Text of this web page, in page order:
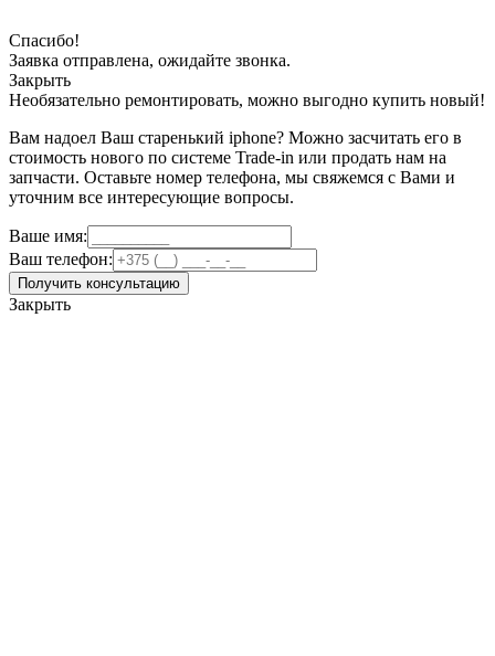
Спасибо!
Заявка отправлена, ожидайте звонка.
Закрыть
Необязательно ремонтировать, можно выгодно купить новый!
Вам надоел Ваш старенький iphone? Можно засчитать его в
стоимость нового по системе Trade-in или продать нам на
запчасти. Оставьте номер телефона, мы свяжемся с Вами и
уточним все интересующие вопросы.
Ваше имя:
Ваш телефон:
Получить консультацию
Закрыть